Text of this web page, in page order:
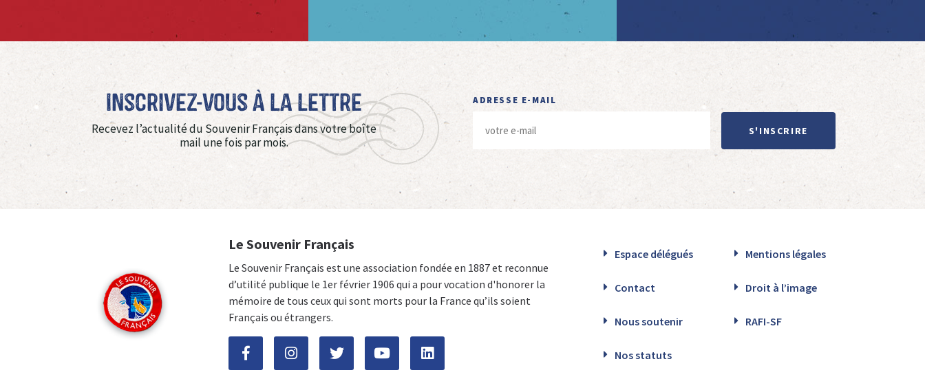
Inscrivez-vous à La Lettre
Recevez l’actualité du Souvenir Français dans votre boîte
mail une fois par mois.
ADRESSE E-MAIL
S'INSCRIRE
Le Souvenir Français
Le Souvenir Français est une association fondée en 1887 et reconnue
d’utilité publique le 1er février 1906 qui a pour vocation d'honorer la
mémoire de tous ceux qui sont morts pour la France qu’ils soient
Français ou étrangers.
Espace délégués Mentions légales
Contact Droit à l’image
Nous soutenir RAFI-SF
Nos statuts